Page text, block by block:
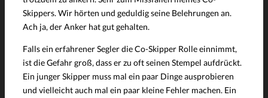
Skippers. Wir hörten und geduldig seine Belehrungen an.
Ach ja, der Anker hat gut gehalten.
Falls ein erfahrener Segler die Co-Skipper Rolle einnimmt,
ist die Gefahr groß, dass er zu oft seinen Stempel aufdrückt.
Ein junger Skipper muss mal ein paar Dinge ausprobieren
und vielleicht auch mal ein paar kleine Fehler machen. Ein